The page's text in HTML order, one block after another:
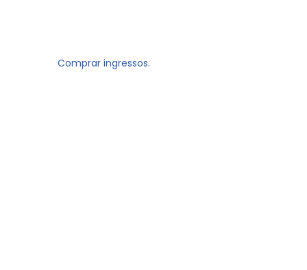
Comprar ingressos.